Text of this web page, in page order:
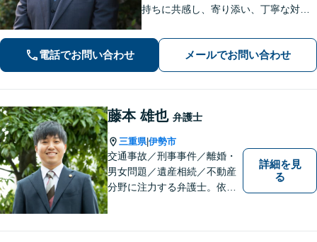
持ちに共感し、寄り添い、丁寧な対応
相続／刑事事件など、幅広く対応【地
域に根ざした弁護士】お気軽にお問い
合わせください。
電話でお問い合わせ メールでお問い合わせ
藤本 雄也 弁護士
三重県|伊勢市
交通事故／刑事事件／離婚・
男女問題／遺産相続／不動産
分野に注力する弁護士。依頼
お気軽にご相談ください！
詳細を見
る